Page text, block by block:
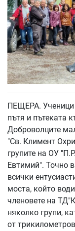
ПЕЩЕРА. Ученици
пътя и пътеката
Доброволците
"Св. Климент
групите на ОУ
Евтимий". Точно
всички
моста, който
членовете на
няколко групи,
от